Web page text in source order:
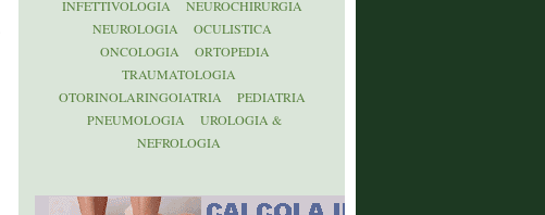
INFETTIVOLOGIA
NEUROCHIRURGIA
NEUROLOGIA
OCULISTICA
ONCOLOGIA
ORTOPEDIA
TRAUMATOLOGIA
OTORINOLARINGOIATRIA
PEDIATRIA
PNEUMOLOGIA
UROLOGIA &
NEFROLOGIA